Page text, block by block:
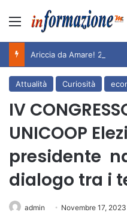
Menu
Attualità Curiosità
IV
UNICOOP
presidente
dialogo tra i
admin Novembre 17, 2023